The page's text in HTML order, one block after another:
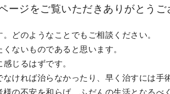
ージをご覧いただきありがとうご
どのようなことでもご相談ください。
ないものであると思います。
じるはずです。
ければ治らなかったり、早く治すには手
の不安を和らげ、ふだんの生活となるべ